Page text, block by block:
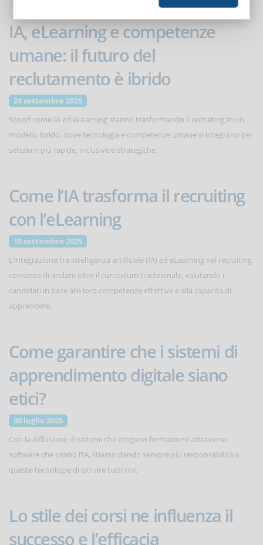
IA, eLearning e competenze
umane: il futuro del
reclutamento è ibrido
24 settembre 2025
Scopri come IA ed eLearning stanno trasformando il recruiting in un
modello ibrido, dove tecnologia e competenze umane si integrano per
selezioni più rapide, inclusive e strategiche.
Come l’IA trasforma il recruiting
con l’eLearning
10 settembre 2025
L’integrazione tra intelligenza artificiale (IA) ed eLearning nel recruiting
consente di andare oltre il curriculum tradizionale, valutando i
candidati in base alle loro competenze effettive e alla capacità di
apprendere.
Come garantire che i sistemi di
apprendimento digitale siano
etici?
30 luglio 2025
Con la diffusione di sistemi che erogano formazione attraverso
software che usano l’IA, stiamo dando sempre più responsabilità a
queste tecnologie di istruire tutti noi.
Lo stile dei corsi ne influenza il
successo e l’efficacia